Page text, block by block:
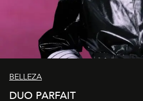
BELLEZA
DUO PARFAIT